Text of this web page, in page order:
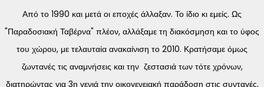
Από το 1990 και μετά οι εποχές άλλαξαν. Το ίδιο κι εμείς. Ως
"Παραδοσιακή Ταβέρνα" πλέον, αλλάξαμε τη διακόσμηση και το ύφος
του χώρου, με τελαυταία ανακαίνιση το 2010. Κρατήσαμε όμως
ζωντανές τις αναμνήσεις και την ζεστασιά των τότε χρόνων,
διατηρώντας για 3η γενιά την οικογενειακή παράδοση στις συνταγές,